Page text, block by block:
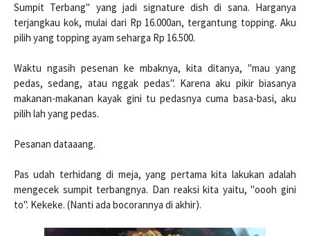
Sumpit Terbang" yang jadi signature dish di sana. Harganya
terjangkau kok, mulai dari Rp 16.000an, tergantung topping. Aku
pilih yang topping ayam seharga Rp 16.500.
Waktu ngasih pesenan ke mbaknya, kita ditanya, "mau yang
pedas, sedang, atau nggak pedas". Karena aku pikir biasanya
makanan-makanan kayak gini tu pedasnya cuma basa-basi, aku
pilih lah yang pedas.
Pesanan dataaang.
Pas udah terhidang di meja, yang pertama kita lakukan adalah
mengecek sumpit terbangnya. Dan reaksi kita yaitu, "oooh gini
to". Kekeke. (Nanti ada bocorannya di akhir).